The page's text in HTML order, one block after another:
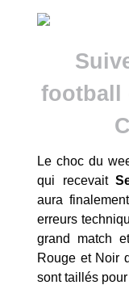
football
Le choc du
qui recevait
aura
erreurs
grand match
Rouge et Noir
sont taillés